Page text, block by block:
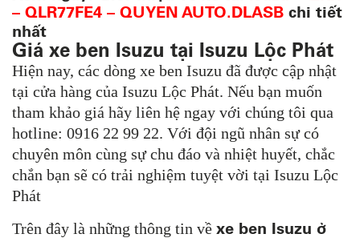
– QLR77FE4 – QUYEN AUTO.DLASB chi tiết
nhất
Giá xe ben Isuzu tại Isuzu Lộc Phát
Hiện nay, các dòng xe ben Isuzu đã được cập nhật
tại cửa hàng của Isuzu Lộc Phát. Nếu bạn muốn
tham khảo giá hãy liên hệ ngay với chúng tôi qua
hotline: 0916 22 99 22. Với đội ngũ nhân sự có
chuyên môn cùng sự chu đáo và nhiệt huyết, chắc
chắn bạn sẽ có trải nghiệm tuyệt vời tại Isuzu Lộc
Phát
Trên đây là những thông tin về xe ben Isuzu ở